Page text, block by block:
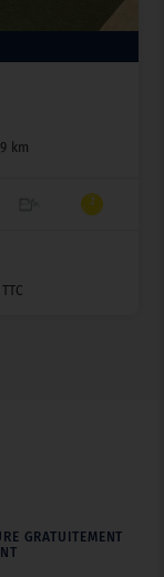
km
TTC
GRATUITEMENT